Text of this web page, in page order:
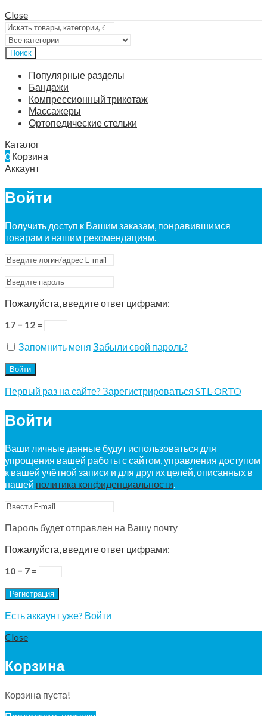
Close
Поиск
Популярные разделы
Бандажи
Компрессионный трикотаж
Массажеры
Ортопедические стельки
Каталог
0 Корзина
Аккаунт
Войти
Получить доступ к Вашим заказам, понравившимся
товарам и нашим рекомендациям.
Пожалуйста, введите ответ цифрами:
17 − 12 =
Запомнить меня Забыли свой пароль?
Войти
Первый раз на сайте? Зарегистрироваться STL-ORTO
Войти
Ваши личные данные будут использоваться для
упрощения вашей работы с сайтом, управления доступом
к вашей учётной записи и для других целей, описанных в
нашей политика конфиденциальности.
Пароль будет отправлен на Вашу почту
Пожалуйста, введите ответ цифрами:
10 − 7 =
Регистрация
Есть аккаунт уже? Войти
Close
Корзина
Корзина пуста!